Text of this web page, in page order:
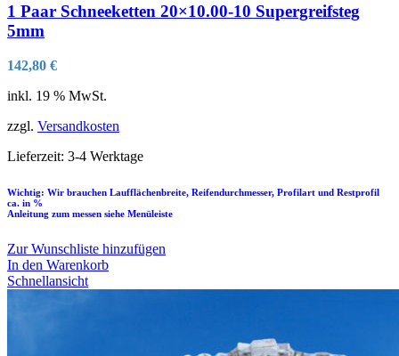
1 Paar Schneeketten 20×10.00-10 Supergreifsteg
5mm
142,80 €
inkl. 19 % MwSt.
zzgl. Versandkosten
Lieferzeit: 3-4 Werktage
Wichtig: Wir brauchen Laufflächenbreite, Reifendurchmesser, Profilart und Restprofil
ca. in %
Anleitung zum messen siehe Menüleiste
Zur Wunschliste hinzufügen
In den Warenkorb
Schnellansicht